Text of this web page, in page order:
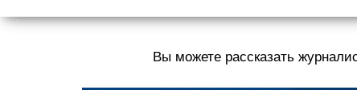
Вы можете рассказать